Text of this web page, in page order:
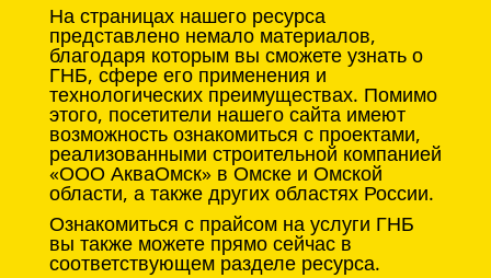
На страницах нашего ресурса
представлено немало материалов,
благодаря которым вы сможете узнать о
ГНБ, сфере его применения и
технологических преимуществах. Помимо
этого, посетители нашего сайта имеют
возможность ознакомиться с проектами,
реализованными строительной компанией
«ООО АкваОмск» в Омске и Омской
области, а также других областях России.
Ознакомиться с прайсом на услуги ГНБ
вы также можете прямо сейчас в
соответствующем разделе ресурса.